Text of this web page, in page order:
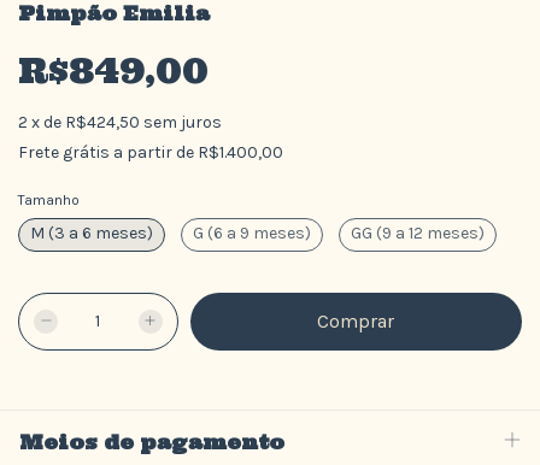
Pimpão Emilia
R$849,00
2 xde R$424,50 sem juros
Frete grátis a partir de R$1.400,00
Tamanho
M (3 a 6 meses) G (6 a 9 meses) GG (9 a 12 meses)
Meios de pagamento